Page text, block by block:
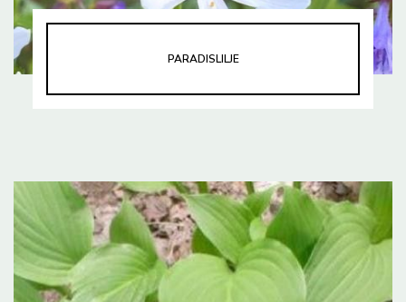
PARADISLILJE